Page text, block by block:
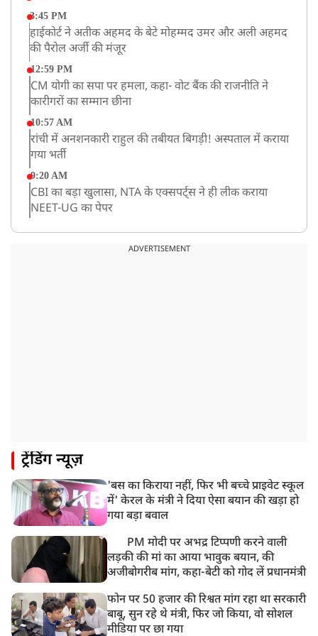
3:45 PM
हाईकोर्ट ने अतीक अहमद के बेटे मोहम्मद उमर और अली अहमद
की पैरोल अर्जी की मंजूर
12:59 PM
CM योगी का सपा पर हमला, कहा- वोट बैंक की राजनीति ने
कारीगरों का सम्मान छीना
10:57 AM
रांची में अनशनकारी राहुल की तबीयत बिगड़ी! अस्पताल में कराया
गया भर्ती
9:20 AM
CBI का बड़ा खुलासा, NTA के एक्सपर्ट्स ने ही लीक कराया
NEET-UG का पेपर
उत्तराखंड: हरिद्वार में गंगा उफान पर, जलस्तर में बढ़ोतरी
ADVERTISEMENT
ट्रेंडिंग न्यूज़
'बस का किराया नहीं, फिर भी बच्चे प्राइवेट स्कूल
में' केरल के मंत्री ने दिया ऐसा बयान की खड़ा हो
गया बड़ा बवाल
PM मोदी पर अभद्र टिप्पणी करने वाली
लड़की की मां का आया भावुक बयान, की
अजीबोगरीब मांग, कहा-बेटी को गोद लें प्रधानमंत्री
फोन पर 50 हजार की रिश्वत मांग रहा था सरकारी
बाबू, सुन रहे थे मंत्री, फिर जो किया, वो सोशल
मीडिया पर छा गया